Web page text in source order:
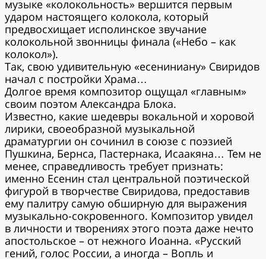
музыке «колокольность» вершится первым
ударом настоящего колокола, который
предвосхищает исполинское звучание
колокольной звонницы финала («Небо – как
колокол»).
Так, свою удивительную «есениниану» Свиридов
начал с постройки Храма…
Долгое время композитор ощущал «главным»
своим поэтом Александра Блока.
Известно, какие шедевры вокальной и хоровой
лирики, своеобразной музыкальной
драматургии он сочинил в союзе с поэзией
Пушкина, Бернса, Пастернака, Исаакяна… Тем не
менее, справедливость требует признать:
именно Есенин стал центральной поэтической
фигурой в творчестве Свиридова, предоставив
ему палитру самую обширную для выражения
музыкально-сокровенного. Композитор увидел
в личности и творениях этого поэта даже нечто
апостольское – от нежного Иоанна. «Русский
гений, голос России, а иногда – Вопль и